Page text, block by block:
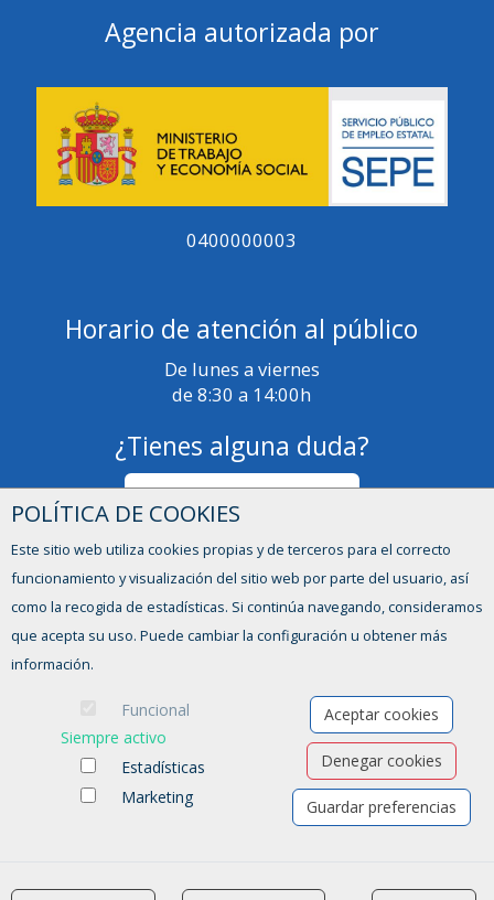
Agencia autorizada por
0400000003
Horario de atención al público
De lunes a viernes
de 8:30 a 14:00h
¿Tienes alguna duda?
Formulario de contacto
Ofertas de empleo
Formación
Política de Cookies- Accesibilidad
POLÍTICA DE COOKIES
Este sitio web utiliza cookies propias y de terceros para el correcto
funcionamiento y visualización del sitio web por parte del usuario, así
como la recogida de estadísticas. Si continúa navegando, consideramos
que acepta su uso. Puede cambiar la configuración u obtener más
información.
Funcional
Siempre activo
Estadísticas
Marketing
Aceptar cookies
Denegar cookies
Guardar preferencias